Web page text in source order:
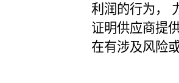
利润的行为，
证明供应商提
在有涉及风险